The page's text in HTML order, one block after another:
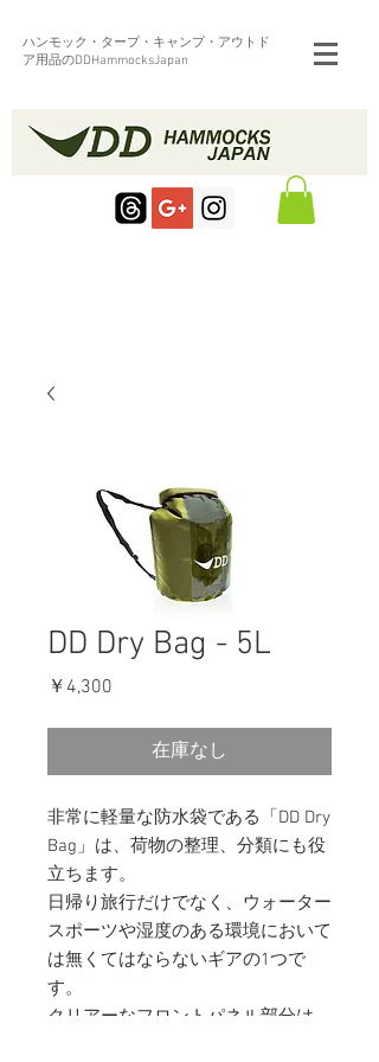
ハンモック・タープ・キャンプ・アウトド
ア用品のDDHammocksJapan
DD Dry Bag - 5L
￥4,300
在庫なし
非常に軽量な防水袋である「DD Dry
Bag」は、荷物の整理、分類にも役
立ちます。
日帰り旅行だけでなく、ウォーター
スポーツや湿度のある環境において
は無くてはならないギアの1つで
す。
クリアーなフロントパネル部分は、